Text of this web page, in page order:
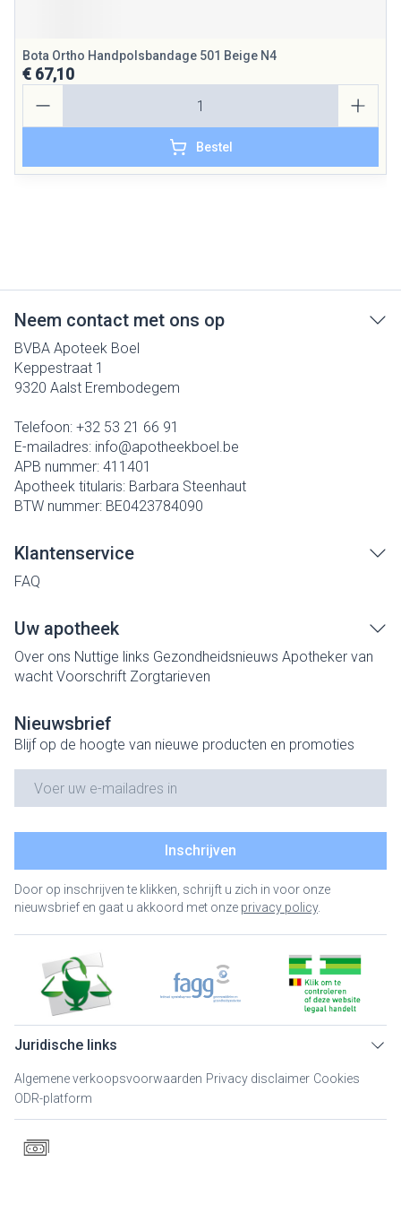
Bota Ortho Handpolsbandage 501 Beige N4
€ 67,10
Bestel
Neem contact met ons op
BVBA Apoteek Boel
Keppestraat 1
9320 Aalst Erembodegem
Telefoon: +32 53 21 66 91
E-mailadres: info@apotheekboel.be
APB nummer: 411401
Apotheek titularis: Barbara Steenhaut
BTW nummer: BE0423784090
Klantenservice
FAQ
Uw apotheek
Over ons Nuttige links Gezondheidsnieuws Apotheker van
wacht Voorschrift Zorgtarieven
Nieuwsbrief
Blijf op de hoogte van nieuwe producten en promoties
Inschrijven
Door op inschrijven te klikken, schrijft u zich in voor onze
nieuwsbrief en gaat u akkoord met onze privacy policy.
Juridische links
Algemene verkoopsvoorwaarden Privacy disclaimer Cookies
ODR-platform